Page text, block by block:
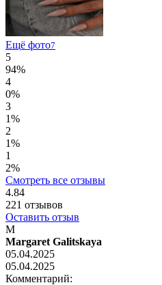
Ещё фото7
5
94%
4
0%
3
1%
2
1%
1
2%
Смотреть все отзывы
4.84
221 отзывов
Оставить отзыв
M
Margaret Galitskaya
05.04.2025
05.04.2025
Комментарий: